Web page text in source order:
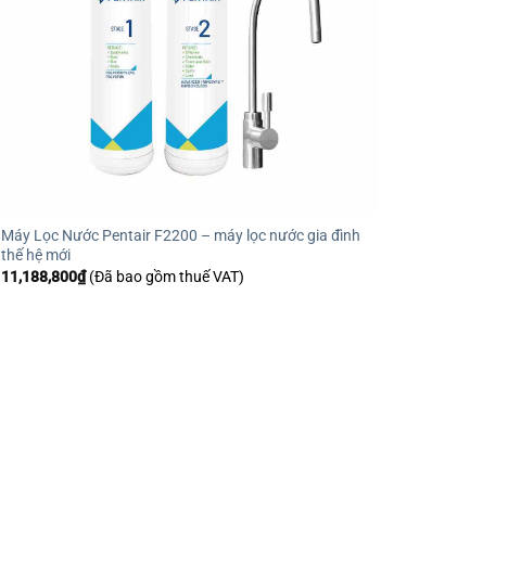
Máy Lọc Nước Pentair F2200 – máy lọc nước gia đình
thế hệ mới
11,188,800₫ (Đã bao gồm thuế VAT)